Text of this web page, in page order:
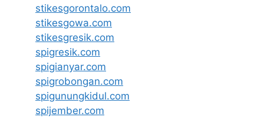
stikesgorontalo.com
stikesgowa.com
stikesgresik.com
spigresik.com
spigianyar.com
spigrobongan.com
spigunungkidul.com
spijember.com